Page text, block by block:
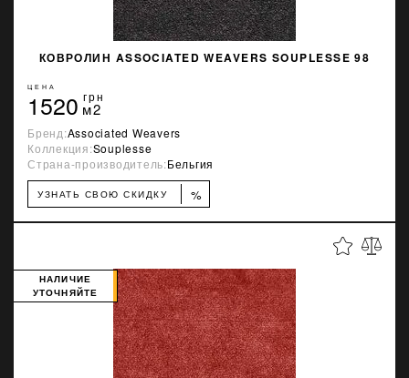
КОВРОЛИН ASSOCIATED WEAVERS SOUPLESSE 98
ЦЕНА
1520 грн
м2
Бренд:Associated Weavers
Коллекция:Souplesse
Страна-производитель:Бельгия
УЗНАТЬ СВОЮ СКИДКУ %
НАЛИЧИЕ
УТОЧНЯЙТЕ